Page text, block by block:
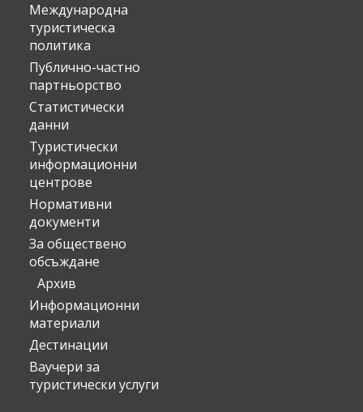
Международна
туристическа
политика
Публично-частно
партньорство
Статистически
данни
Туристически
информационни
центрове
Нормативни
документи
За обществено
обсъждане
Архив
Информационни
материали
Дестинации
Ваучери за
туристически услуги